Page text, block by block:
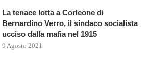
La tenace lotta a Corleone di
Bernardino Verro, il sindaco socialista
ucciso dalla mafia nel 1915
9 Agosto 2021